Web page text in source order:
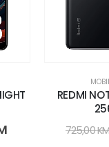
REDMI
725,00KM